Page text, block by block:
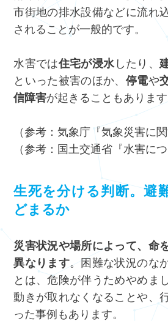
市街地の排水設備などに流れ
されることが一般的です。
水害では住宅が浸水 したり、
といった被害のほか、 停電や
信障害が起きることもあります
（参考：気象庁『気象災害に
（参考：国土交通省『水害に
生死を分ける判断。避
どまるか
災害状況や場所によって、命
異なります。困難な状況のな
とは、危険が伴うためやめま
動きが取れなくなることや、
った事例もあります。